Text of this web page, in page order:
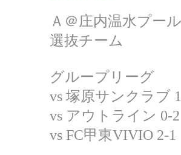
Ａ＠庄内温水プー
選抜チーム
グループリーグ
vs 塚原サンクラブ
vs アウトライン 0-2
vs FC甲東VIVIO 2-1